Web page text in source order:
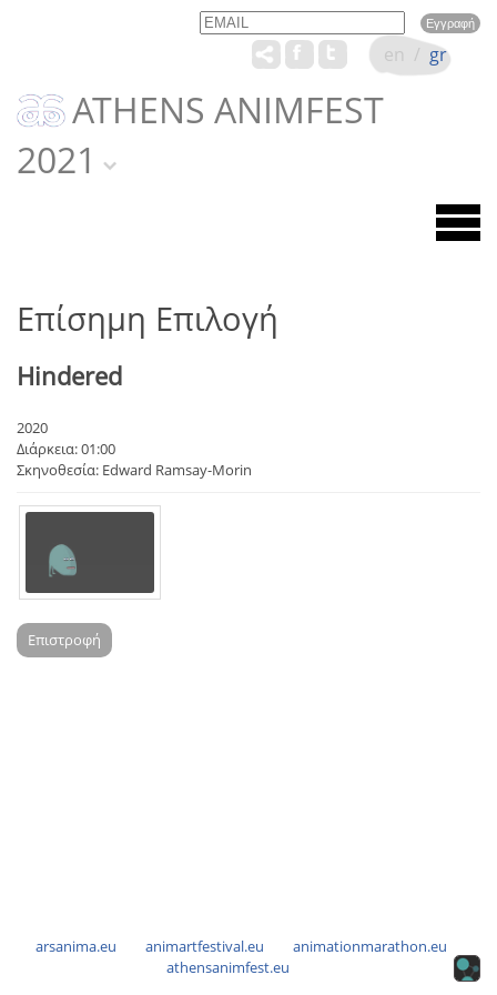
Email Name
ATHENS ANIMFEST
2021
en / gr
Επίσημη Επιλογή
Hindered
2020
Διάρκεια: 01:00
Σκηνοθεσία: Edward Ramsay-Morin
Επιστροφή
arsanima.eu animartfestival.eu
animationmarathon.eu
athensanimfest.eu